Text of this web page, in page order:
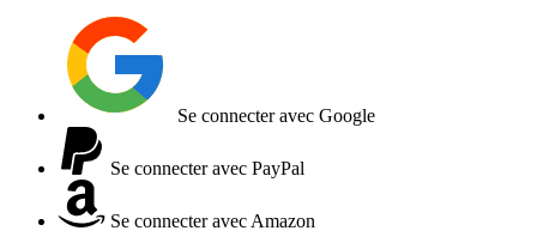
Se connecter avec Google
Se connecter avec PayPal
Se connecter avec Amazon